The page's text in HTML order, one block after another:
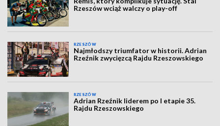
Rzeszów wciąż walczy o play-off
RZESZÓW
Najmłodszy triumfator w historii. Adrian
Rzeźnik zwycięzcą Rajdu Rzeszowskiego
RZESZÓW
Adrian Rzeźnik liderem po I etapie 35.
Rajdu Rzeszowskiego